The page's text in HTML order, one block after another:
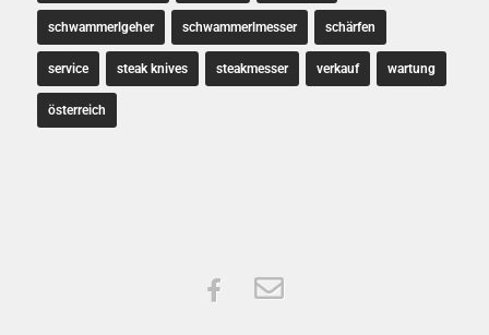
schwammerlgeher schwammerlmesser schärfen
service steak knives steakmesser verkauf wartung
österreich